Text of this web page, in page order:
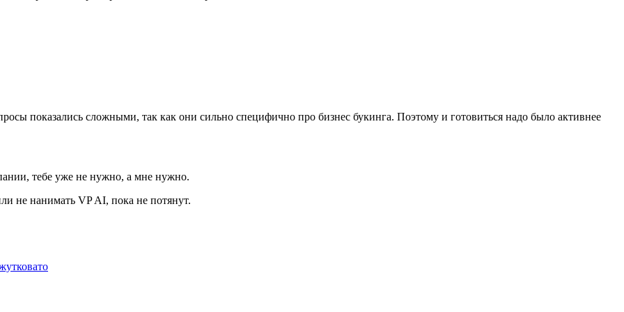
показались сложными, так как они сильно специфично про бизнес букинга. Поэтому и готовиться надо было активнее
тебе уже не нужно, а мне нужно.
не нанимать VP AI, пока не потянут.